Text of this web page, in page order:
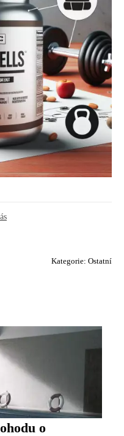
Kategorie: Ostatní
o